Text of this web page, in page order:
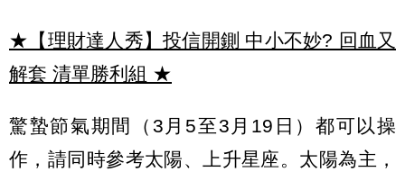
★【理財達人秀】投信開鍘 中小不妙? 回血又
解套 清單勝利組 ★
驚蟄節氣期間（3月5至3月19日）都可以操
作，請同時參考太陽、上升星座。太陽為主，